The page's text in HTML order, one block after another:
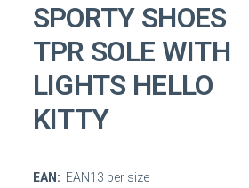
SPORTY SHOES
TPR SOLE WITH
LIGHTS HELLO
KITTY
EAN: EAN13 per size